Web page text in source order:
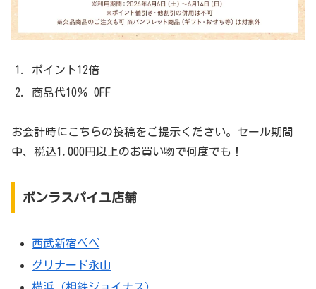
ポイント12倍
商品代10％ OFF
お会計時にこちらの投稿をご提示ください。セール期間
中、税込1,000円以上のお買い物で何度でも！
ボンラスパイユ店舗
西武新宿ペペ
グリナード永山